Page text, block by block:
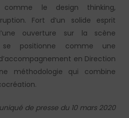
le design thinking,
Fort d’un solide esprit
ouverture sur la scène
se positionne comme une
en Direction
méthodologie qui combine
de presse du 10 mars 2020